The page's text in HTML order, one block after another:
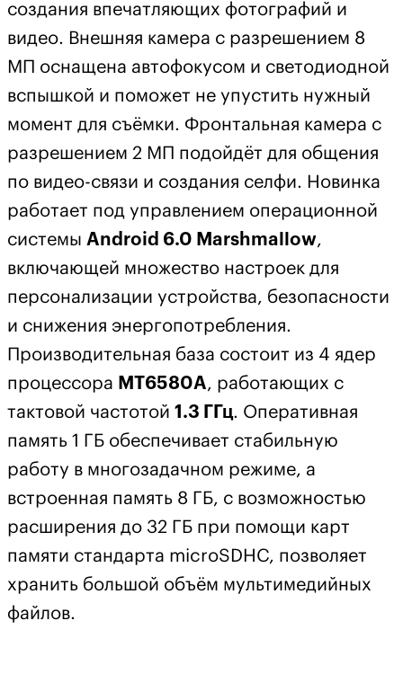
создания впечатляющих фотографий и
видео. Внешняя камера с разрешением 8
МП оснащена автофокусом и светодиодной
вспышкой и поможет не упустить нужный
момент для съёмки. Фронтальная камера с
разрешением 2 МП подойдёт для общения
по видео-связи и создания селфи. Новинка
работает под управлением операционной
системы Android 6.0 Marshmallow,
включающей множество настроек для
персонализации устройства, безопасности
и снижения энергопотребления.
Производительная база состоит из 4 ядер
процессора MT6580A, работающих с
тактовой частотой 1.3 ГГц. Оперативная
память 1 ГБ обеспечивает стабильную
работу в многозадачном режиме, а
встроенная память 8 ГБ, с возможностью
расширения до 32 ГБ при помощи карт
памяти стандарта microSDHC, позволяет
хранить большой объём мультимедийных
файлов.